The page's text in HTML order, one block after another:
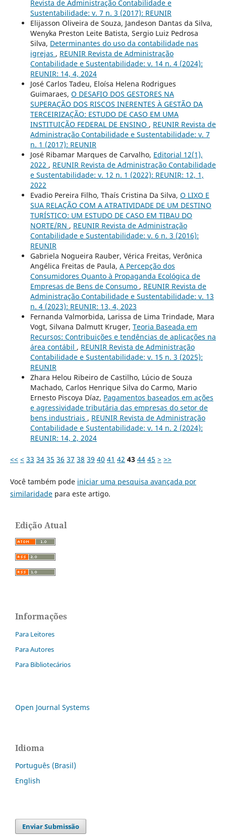
Revista de Administração Contabilidade e
Sustentabilidade: v. 7 n. 3 (2017): REUNIR
Elijasson Oliveira de Souza, Jandeson Dantas da Silva,
Wenyka Preston Leite Batista, Sergio Luiz Pedrosa
Silva, Determinantes do uso da contabilidade nas
igrejas , REUNIR Revista de Administração
Contabilidade e Sustentabilidade: v. 14 n. 4 (2024):
REUNIR: 14, 4, 2024
José Carlos Tadeu, Eloísa Helena Rodrigues
Guimaraes, O DESAFIO DOS GESTORES NA
SUPERAÇÃO DOS RISCOS INERENTES À GESTÃO DA
TERCEIRIZAÇÃO: ESTUDO DE CASO EM UMA
INSTITUIÇÃO FEDERAL DE ENSINO , REUNIR Revista de
Administração Contabilidade e Sustentabilidade: v. 7
n. 1 (2017): REUNIR
José Ribamar Marques de Carvalho, Editorial 12(1),
2022 , REUNIR Revista de Administração Contabilidade
e Sustentabilidade: v. 12 n. 1 (2022): REUNIR: 12, 1,
2022
Evadio Pereira Filho, Thaís Cristina Da Silva, O LIXO E
SUA RELAÇÃO COM A ATRATIVIDADE DE UM DESTINO
TURÍSTICO: UM ESTUDO DE CASO EM TIBAU DO
NORTE/RN , REUNIR Revista de Administração
Contabilidade e Sustentabilidade: v. 6 n. 3 (2016):
REUNIR
Gabriela Nogueira Rauber, Vérica Freitas, Verônica
Angélica Freitas de Paula, A Percepção dos
Consumidores Quanto à Propaganda Ecológica de
Empresas de Bens de Consumo , REUNIR Revista de
Administração Contabilidade e Sustentabilidade: v. 13
n. 4 (2023): REUNIR: 13, 4, 2023
Fernanda Valmorbida, Larissa de Lima Trindade, Mara
Vogt, Silvana Dalmutt Kruger, Teoria Baseada em
Recursos: Contribuições e tendências de aplicações na
área contábil , REUNIR Revista de Administração
Contabilidade e Sustentabilidade: v. 15 n. 3 (2025):
REUNIR
Zhara Helou Ribeiro de Castilho, Lúcio de Souza
Machado, Carlos Henrique Silva do Carmo, Mario
Ernesto Piscoya Díaz, Pagamentos baseados em ações
e agressividade tributária das empresas do setor de
bens industriais , REUNIR Revista de Administração
Contabilidade e Sustentabilidade: v. 14 n. 2 (2024):
REUNIR: 14, 2, 2024
<< < 33 34 35 36 37 38 39 40 41 42 43 44 45 > >>
Você também pode iniciar uma pesquisa avançada por
similaridadepara este artigo.
Edição Atual
Informações
Para Leitores
Para Autores
Para Bibliotecários
Open Journal Systems
Idioma
Português (Brasil)
English
Enviar Submissão